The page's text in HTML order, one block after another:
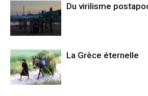
Du virilisme
La Grèce éternelle